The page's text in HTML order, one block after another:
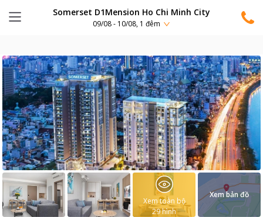
Somerset D1Mension Ho Chi Minh City
09/08 - 10/08, 1 đêm
Xem toàn bộ
29hình
Xem bản đồ